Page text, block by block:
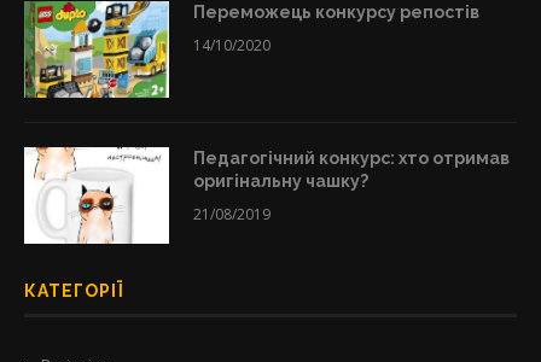
Переможець конкурсу репостів
14/10/2020
Педагогічний конкурс: хто отримав
оригінальну чашку?
21/08/2019
КАТЕГОРІЇ